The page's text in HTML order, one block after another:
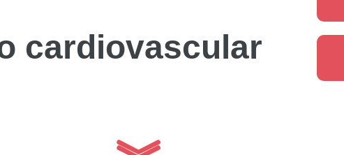
cardiovascular